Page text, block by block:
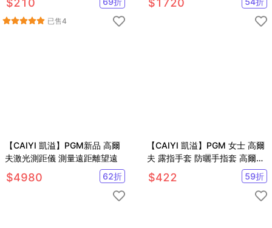
$210
已售4
$1720
【CAIYI 凱溢】PGM新品 高爾
夫激光測距儀 測量遠距離望遠
$4980 62折
【CAIYI 凱溢】PGM 女士 高爾
夫 露指手套 防曬手指套 高爾夫
球手套
$422 59折